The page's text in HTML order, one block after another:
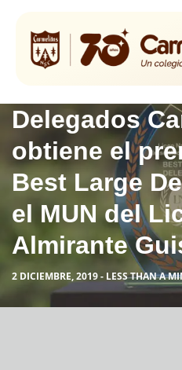
Delegados
obtiene el
Best Large
el MUN del
Almirante
2 DICIEMBRE, 2019 - LESS THAN A